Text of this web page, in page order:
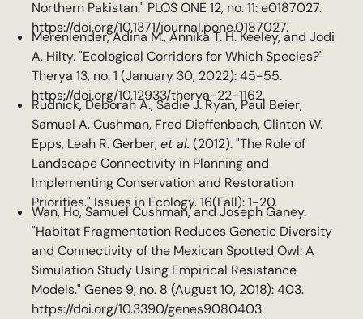
Northern Pakistan." PLOS ONE 12, no. 11: e0187027.
https://doi.org/10.1371/journal.pone.0187027.
Merenlender, Adina M., Annika T. H. Keeley, and Jodi
A. Hilty. "Ecological Corridors for Which Species?"
Therya 13, no. 1 (January 30, 2022): 45-55.
https://doi.org/10.12933/therya-22-1162.
Rudnick, Deborah A., Sadie J. Ryan, Paul Beier,
Samuel A. Cushman, Fred Dieffenbach, Clinton W.
Epps, Leah R. Gerber,et al. (2012). "The Role of
Landscape Connectivity in Planning and
Implementing Conservation and Restoration
Priorities." Issues in Ecology. 16(Fall): 1-20.
Wan, Ho, Samuel Cushman, and Joseph Ganey.
"Habitat Fragmentation Reduces Genetic Diversity
and Connectivity of the Mexican Spotted Owl: A
Simulation Study Using Empirical Resistance
Models." Genes 9, no. 8 (August 10, 2018): 403.
https://doi.org/10.3390/genes9080403.